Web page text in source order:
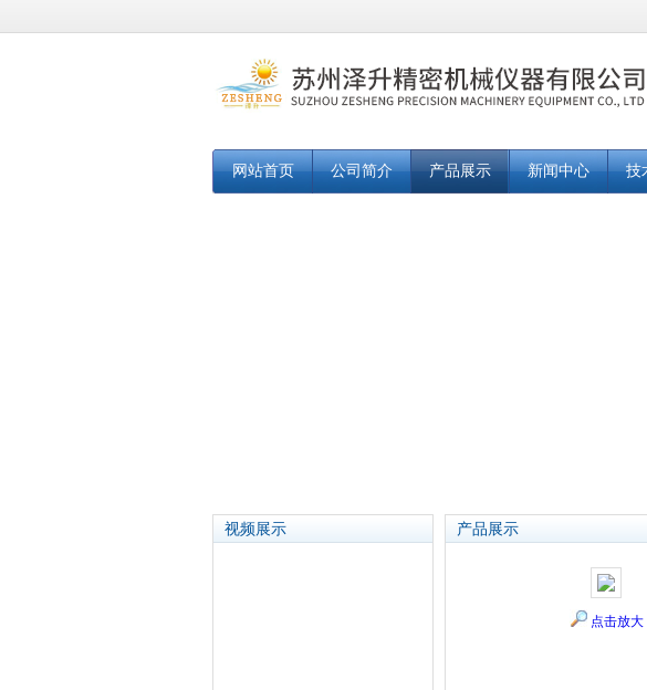
网站首页 公司简介 产品展示 新闻中心 技
视频展示 产品展示
点击放大